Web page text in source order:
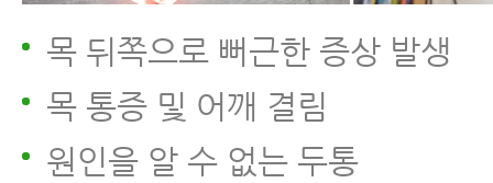
목 뒤쪽으로 뻐근한 증상 발생
목 통증 및 어깨 결림
원인을 알 수 없는 두통